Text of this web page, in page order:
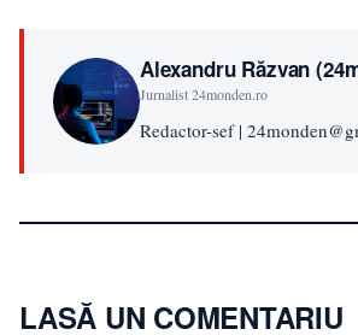
Alexandru Răzvan
Jurnalist 24monden.ro
Redactor-sef |
LASĂ UN COMENTARIU